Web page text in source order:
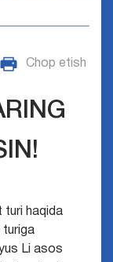
Chop etish
turi haqida
turiga
Li asos